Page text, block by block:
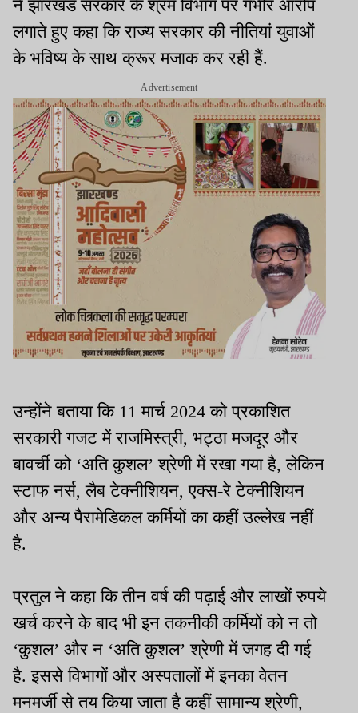
ने झारखंड सरकार के श्रम विभाग पर गंभीर आरोप
लगाते हुए कहा कि राज्य सरकार की नीतियां युवाओं
के भविष्य के साथ क्रूर मजाक कर रही हैं.
Advertisement
उन्होंने बताया कि 11 मार्च 2024 को प्रकाशित
सरकारी गजट में राजमिस्त्री, भट्ठा मजदूर और
बावर्ची को ‘अति कुशल’ श्रेणी में रखा गया है, लेकिन
स्टाफ नर्स, लैब टेक्नीशियन, एक्स-रे टेक्नीशियन
और अन्य पैरामेडिकल कर्मियों का कहीं उल्लेख नहीं
है.
प्रतुल ने कहा कि तीन वर्ष की पढ़ाई और लाखों रुपये
खर्च करने के बाद भी इन तकनीकी कर्मियों को न तो
‘कुशल’ और न ‘अति कुशल’ श्रेणी में जगह दी गई
है. इससे विभागों और अस्पतालों में इनका वेतन
मनमर्जी से तय किया जाता है कहीं सामान्य श्रेणी,